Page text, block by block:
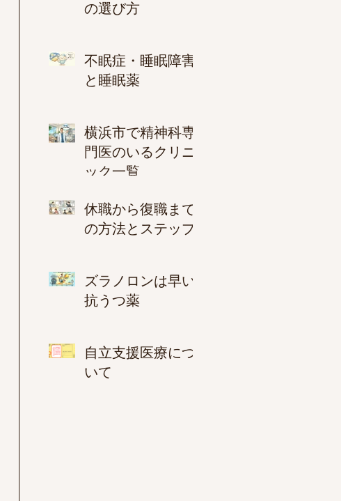
の選び方
不眠症・睡眠障害
と睡眠薬
横浜市で精神科専
門医のいるクリニ
ック一覧
休職から復職まで
の方法とステップ
ズラノロンは早い
抗うつ薬
自立支援医療につ
いて